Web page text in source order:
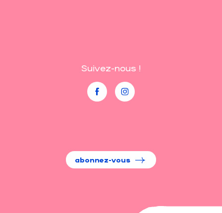
Suivez-nous !
abonnez-vous